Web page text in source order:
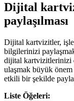
Dijital
paylaşılması
Dijital kartvizitler,
bilgilerinizi
dijital kartvizitlerinizi
ulaşmak büyük
etkili bir şekilde
Liste Öğeleri: